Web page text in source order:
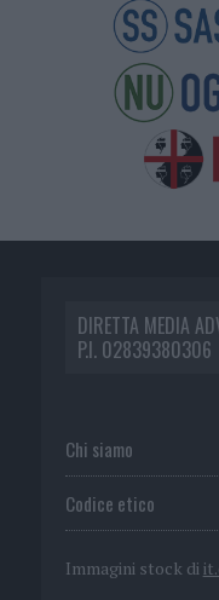
DIRETTA MEDIA
P.I. 02839380306
Chi siamo
Codice etico
Immagini stock di